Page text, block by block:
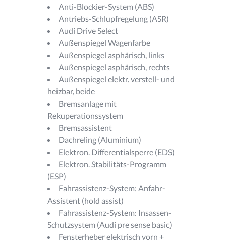
Anti-Blockier-System (ABS)
Antriebs-Schlupfregelung (ASR)
Audi Drive Select
Außenspiegel Wagenfarbe
Außenspiegel asphärisch, links
Außenspiegel asphärisch, rechts
Außenspiegel elektr. verstell- und
heizbar, beide
Bremsanlage mit
Rekuperationssystem
Bremsassistent
Dachreling (Aluminium)
Elektron. Differentialsperre (EDS)
Elektron. Stabilitäts-Programm
(ESP)
Fahrassistenz-System: Anfahr-
Assistent (hold assist)
Fahrassistenz-System: Insassen-
Schutzsystem (Audi pre sense basic)
Fensterheber elektrisch vorn +